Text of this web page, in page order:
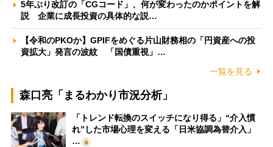
5年ぶり改訂の「CGコード」、何が変わったのかポイントを解
説 企業に成長投資の具体的な説…
【令和のPKOか】GPIFをめぐる片山財務相の「円資産への投
資拡大」発言の波紋 「国債重視」…
一覧を見る
森口亮「まるわかり市況分析」
「トレンド転換のスイッチになり得る」“介入慣
れ”した市場心理を変える「日米協調為替介入」
…